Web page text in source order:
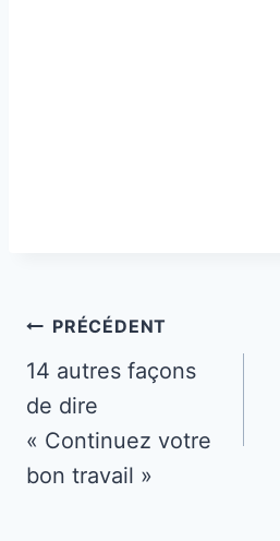
Navigation
de
l’article
PRÉCÉDENT
14 autres façons
de dire
« Continuez votre
bon travail »